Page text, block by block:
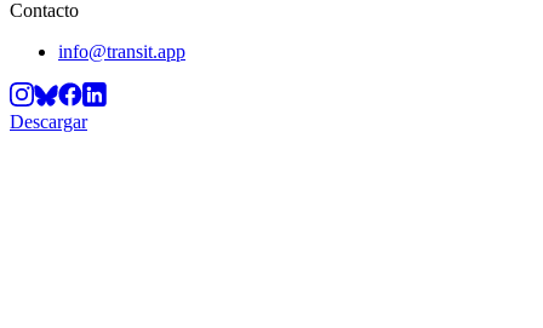
Contacto
info@transit.app
Descargar